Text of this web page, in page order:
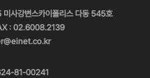
사강변스카이폴리스 다동 545호
: 02.6008.2139
81-00241